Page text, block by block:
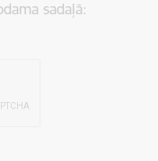
sadaļā: